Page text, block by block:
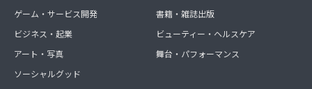
ゲーム・サービス開発
ビジネス・起業
アート・写真
ソーシャルグッド
書籍・雑誌出版
ビューティー・ヘルスケア
舞台・パフォーマンス